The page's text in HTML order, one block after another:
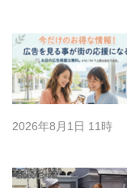
2026年8月1日 11時